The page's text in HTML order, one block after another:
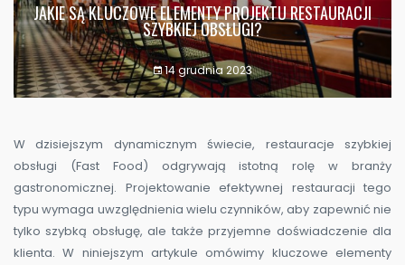
JAKIE SĄ KLUCZOWE ELEMENTY PROJEKTU RESTAURACJI
SZYBKIEJ OBSŁUGI?
14 grudnia 2023
W dzisiejszym dynamicznym świecie, restauracje szybkiej
obsługi (Fast Food) odgrywają istotną rolę w branży
gastronomicznej. Projektowanie efektywnej restauracji tego
typu wymaga uwzględnienia wielu czynników, aby zapewnić nie
tylko szybką obsługę, ale także przyjemne doświadczenie dla
klienta. W niniejszym artykule omówimy kluczowe elementy